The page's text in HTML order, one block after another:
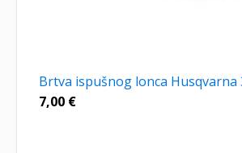
Brtva ispušnog lonca Husqvarna
7,00 €